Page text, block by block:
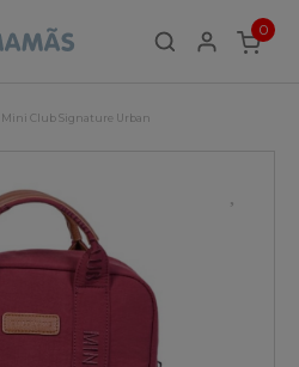
0
ITEMS
Club Signature Urban